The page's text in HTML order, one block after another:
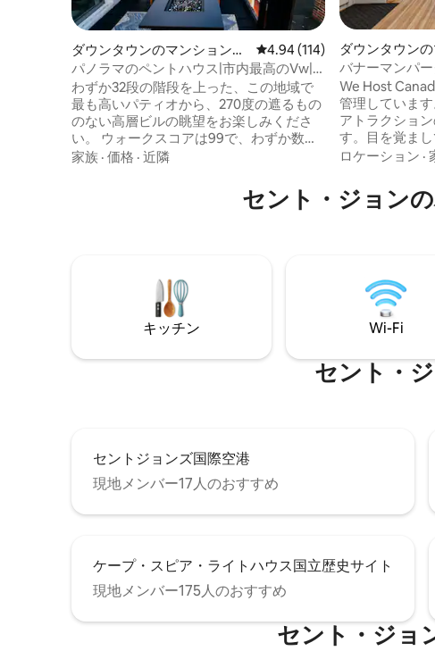
ダウンタウンのマンション・
アパート
レビュー114件、5つ星中4.94
4.94 (114)
パノラマのペントハウス|市内最高のVw|
ラグジュアリーキング
わずか32段の階段を上った、この地域で
最も高いパティオから、270度の遮るもの
のない高層ビルの眺望をお楽しみくださ
い。 ウォークスコアは99で、わずか数分
で 市内の人気スポットからわずか数分
ダウンタウンの騒音を避けることができ
テレビ ➜キーレスエントリー ➜無料駐車
場あり ➜高速Wi-Fi ➜フルキッチン ➜洗濯
機・乾燥機 ➜フットマッサージャー
家族 · 価格 · 近隣
ダウンタウン
アパート
バナーマンパ
パティオ
We Host
管理しています。 ダウンタウンの魅
アトラクショ
す。目を覚ま
や歴史的建造
90！ • マスタ
フト • 専用スタン
Wi-Fi • 敷地内
ナルに清掃され
ロケーション ·
セント・ジョン
キッチン Wi-Fi
セント・
セントジョンズ国際空港
現地メンバー17人のおすすめ
ケープ・スピア・ライトハウス国立歴史サイト
現地メンバー175人のおすすめ
セント・ジョ